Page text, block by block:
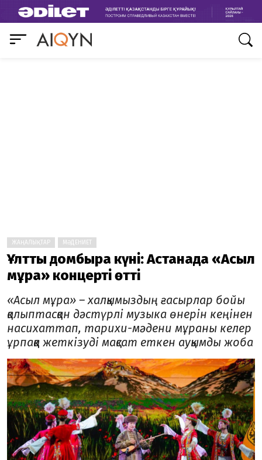
ЖАҢАЛЫҚТАР МӘДЕНИЕТ
Ұлттық домбыра күні: Астанада «Асыл
мұра» концерті өтті
«Асыл мұра» – халқымыздың ғасырлар бойы
қалыптасқан дәстүрлі музыка өнерін кеңінен
насихаттап, тарихи-мәдени мұраны келер
ұрпаққа жеткізуді мақсат еткен ауқымды жоба